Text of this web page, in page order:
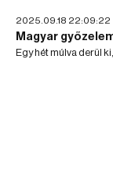
2025.09.18 22:09:22
Magyar
Egy hét múlva derül